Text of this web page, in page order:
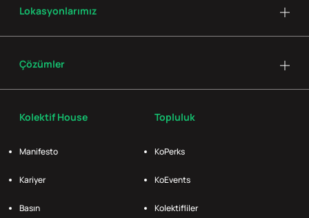
Kolektif House
Manifesto
Kariyer
Basın
Topluluk
KoPerks
KoEvents
Kolektifliler
Lokasyonlarımız
Çözümler